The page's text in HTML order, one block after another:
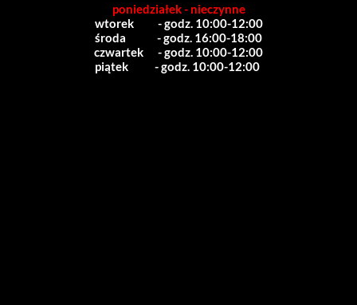
poniedziałek - nieczynne
wtorek          - godz. 10:00-12:00
środa             - godz. 16:00-18:00
czwartek      - godz. 10:00-12:00
piątek           - godz. 10:00-12:00